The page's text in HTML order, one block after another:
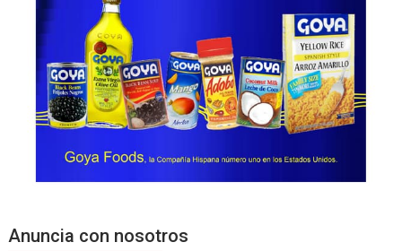
Anuncia con nosotros